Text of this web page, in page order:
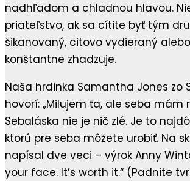
nadhľadom a chladnou hlavou.
priateľstvo, ak sa cítite byť tým
šikanovaný, citovo vydieraný
konštantne zhadzuje.
Naša hrdinka Samantha Jones zo
hovorí: „Milujem ťa, ale seba mám
Sebaláska nie je nič zlé. Je to
ktorú pre seba môžete urobiť. Na
napísal dve veci – výrok Anny
your face. It’s worth it.“ (Padnite